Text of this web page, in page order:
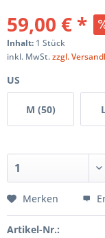
59,00 € *
Inhalt: 1 Stück
inkl. MwSt.zzgl.
US
M (50)
Merken
Artikel-Nr.: